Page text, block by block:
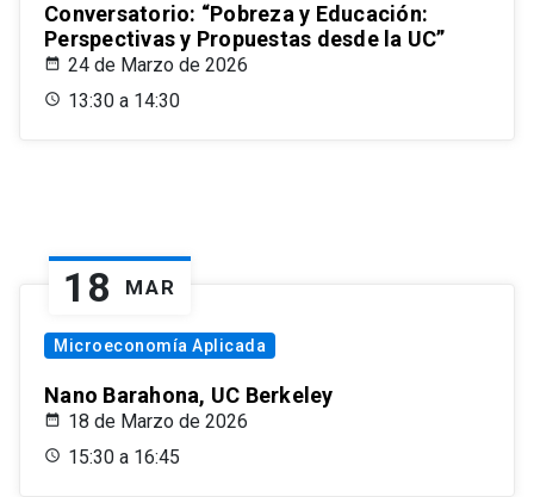
Conversatorio: “Pobreza y Educación:
Perspectivas y Propuestas desde la UC”
24 de Marzo de 2026
13:30 a 14:30
18 MAR
Microeconomía Aplicada
Nano Barahona, UC Berkeley
18 de Marzo de 2026
15:30 a 16:45